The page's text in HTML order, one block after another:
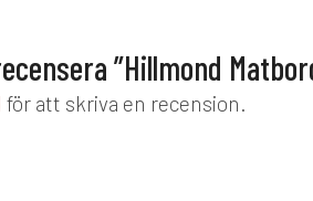
”Hillmond
för att skriva en recension.